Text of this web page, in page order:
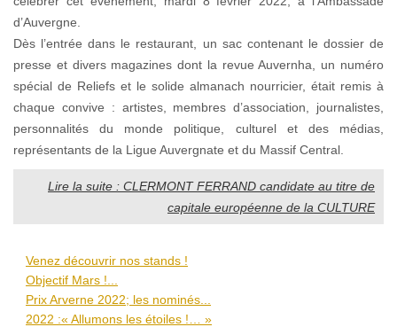
d’Auvergne.
Dès l’entrée dans le restaurant, un sac contenant le dossier de
presse et divers magazines dont la revue Auvernha, un numéro
spécial de Reliefs et le solide almanach nourricier, était remis à
chaque convive : artistes, membres d’association, journalistes,
personnalités du monde politique, culturel et des médias,
représentants de la Ligue Auvergnate et du Massif Central.
Lire la suite : CLERMONT FERRAND candidate au titre de
capitale européenne de la CULTURE
Venez découvrir nos stands !
Objectif Mars !...
Prix Arverne 2022; les nominés...
2022 :« Allumons les étoiles !… »